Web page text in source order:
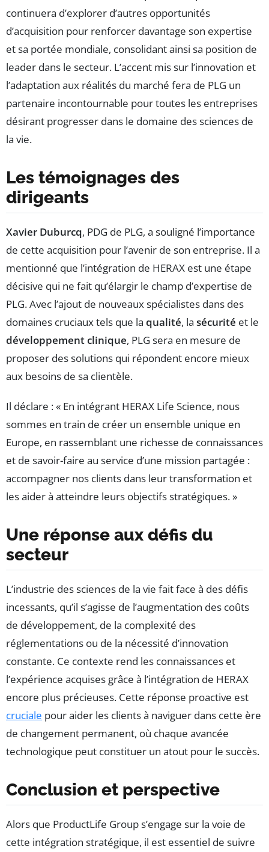
continuera d’explorer d’autres opportunités
d’acquisition pour renforcer davantage son expertise
et sa portée mondiale, consolidant ainsi sa position de
leader dans le secteur. L’accent mis sur l’innovation et
l’adaptation aux réalités du marché fera de PLG un
partenaire incontournable pour toutes les entreprises
désirant progresser dans le domaine des sciences de
la vie.
Les témoignages des
dirigeants
Xavier Duburcq, PDG de PLG, a souligné l’importance
de cette acquisition pour l’avenir de son entreprise. Il a
mentionné que l’intégration de HERAX est une étape
décisive qui ne fait qu’élargir le champ d’expertise de
PLG. Avec l’ajout de nouveaux spécialistes dans des
domaines cruciaux tels que la qualité, la sécurité et le
développement clinique, PLG sera en mesure de
proposer des solutions qui répondent encore mieux
aux besoins de sa clientèle.
Il déclare : « En intégrant HERAX Life Science, nous
sommes en train de créer un ensemble unique en
Europe, en rassemblant une richesse de connaissances
et de savoir-faire au service d’une mission partagée :
accompagner nos clients dans leur transformation et
les aider à atteindre leurs objectifs stratégiques. »
Une réponse aux défis du
secteur
L’industrie des sciences de la vie fait face à des défis
incessants, qu’il s’agisse de l’augmentation des coûts
de développement, de la complexité des
réglementations ou de la nécessité d’innovation
constante. Ce contexte rend les connaissances et
l’expérience acquises grâce à l’intégration de HERAX
encore plus précieuses. Cette réponse proactive est
cruciale pour aider les clients à naviguer dans cette ère
de changement permanent, où chaque avancée
technologique peut constituer un atout pour le succès.
Conclusion et perspective
Alors que ProductLife Group s’engage sur la voie de
cette intégration stratégique, il est essentiel de suivre